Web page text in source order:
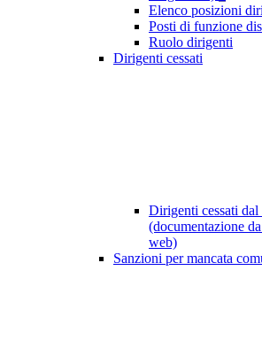
Elenco posizioni
Posti di funzione
Ruolo dirigenti
Dirigenti cessati
Dirigenti cessati
(documentazione
web)
Sanzioni per mancata